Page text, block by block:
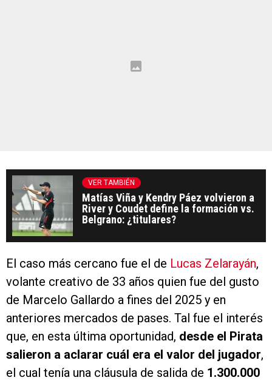
VER TAMBIÉN
Matías Viña y Kendry Páez volvieron a
River y Coudet define la formación vs.
Belgrano: ¿titulares?
El caso más cercano fue el de Lucas Zelarayán,
volante creativo de 33 años quien fue del gusto
de Marcelo Gallardo a fines del 2025 y en
anteriores mercados de pases. Tal fue el interés
que, en esta última oportunidad, desde el Pirata
salieron a aclarar cuál era el valor del jugador,
el cual tenía una cláusula de salida de 1.300.000